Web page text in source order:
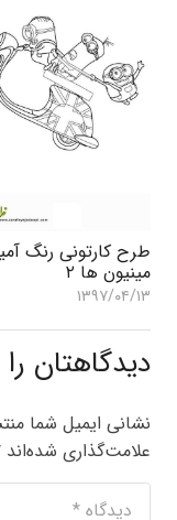
طرح کارتونی رنگ
مینیون ها ۲
۱۳۹۷/۰۴/۱۳
دیدگاهتان
نشانی ایمیل شما
علامت‌گذاری شده‌اند